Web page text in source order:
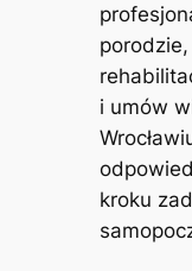
i umów
kroku